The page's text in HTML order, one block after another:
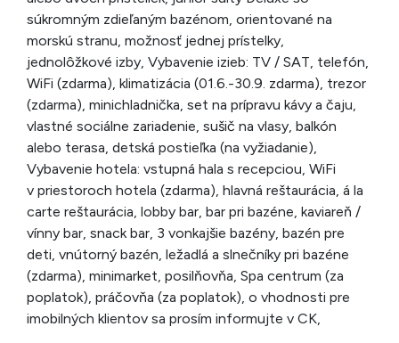
súkromným zdieľaným bazénom, orientované na
morskú stranu, možnosť jednej prístelky,
jednolôžkové izby, Vybavenie izieb: TV / SAT, telefón,
WiFi (zdarma), klimatizácia (01.6.-30.9. zdarma), trezor
(zdarma), minichladnička, set na prípravu kávy a čaju,
vlastné sociálne zariadenie, sušič na vlasy, balkón
alebo terasa, detská postieľka (na vyžiadanie),
Vybavenie hotela: vstupná hala s recepciou, WiFi
v priestoroch hotela (zdarma), hlavná reštaurácia, á la
carte reštaurácia, lobby bar, bar pri bazéne, kaviareň /
vínny bar, snack bar, 3 vonkajšie bazény, bazén pre
deti, vnútorný bazén, ležadlá a slnečníky pri bazéne
(zdarma), minimarket, posilňovňa, Spa centrum (za
poplatok), práčovňa (za poplatok), o vhodnosti pre
imobilných klientov sa prosím informujte v CK,